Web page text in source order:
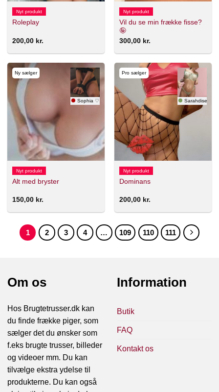
Nyt produkt
Roleplay
200,00 kr.
Nyt produkt
Vil du se min frække fisse?
🤪
300,00 kr.
Ny sælger
Sophia ♡
Nyt produkt
Alt med bryster
150,00 kr.
Pro sælger
Sarahdise
Nyt produkt
Dominans
200,00 kr.
1 2 3 4 … 109 110 111
Om os
Hos Brugtetrusser.dk kan
du finde frække piger, som
sælger det du ønsker som
f.eks brugte trusser, billeder
og videoer mm. Du kan
tilvælge ekstra ydelse til
produkterne. Du kan også
Information
Butik
FAQ
Kontakt os